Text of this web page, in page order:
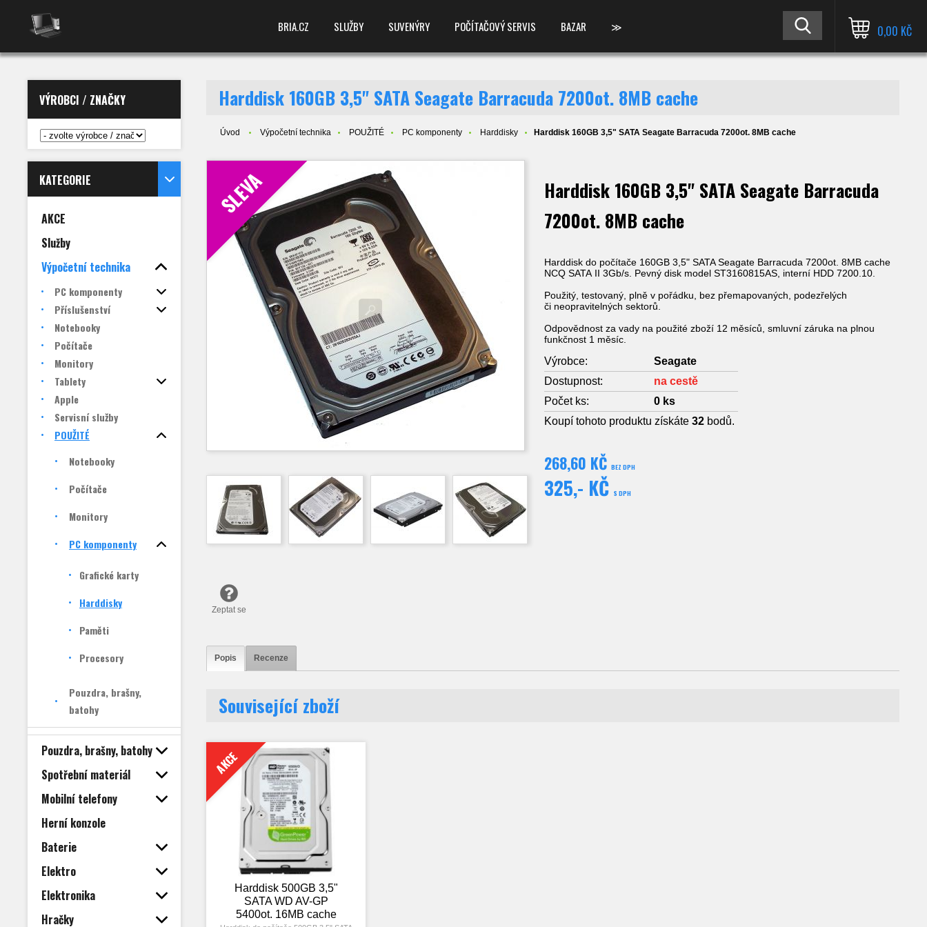
BRIA.CZ SLUŽBY SUVENÝRY POČÍTAČOVÝ SERVIS BAZAR ≫ 0,00 KČ
VÝROBCI / ZNAČKY
KATEGORIE
AKCE
Služby
Výpočetní technika
PC komponenty
Příslušenství
Notebooky
Počítače
Monitory
Tablety
Apple
Servisní služby
POUŽITÉ
Notebooky
Počítače
Monitory
PC komponenty
Grafické karty
Harddisky
Paměti
Procesory
Pouzdra, brašny,
batohy
Pouzdra, brašny, batohy
Spotřební materiál
Mobilní telefony
Herní konzole
Baterie
Elektro
Elektronika
Hračky
Harddisk 160GB 3,5" SATA Seagate Barracuda 7200ot. 8MB cache
Úvod Výpočetní technika POUŽITÉ PC komponenty Harddisky Harddisk 160GB 3,5" SATA Seagate Barracuda 7200ot. 8MB cache
SLEVA
Harddisk 160GB 3,5" SATA Seagate Barracuda
7200ot. 8MB cache
Harddisk do počítače 160GB 3,5" SATA Seagate Barracuda 7200ot. 8MB cache
NCQ SATA II 3Gb/s. Pevný disk model ST3160815AS, interní HDD 7200.10.
Použitý, testovaný, plně v pořádku, bez přemapovaných, podezřelých
či neopravitelných sektorů.
Odpovědnost za vady na použité zboží 12 měsíců, smluvní záruka na plnou
funkčnost 1 měsíc.
Výrobce:
Seagate
Dostupnost:
na cestě
Počet ks:
0 ks
Koupí tohoto produktu získáte32 bodů.
268,60 KČBEZ DPH
325,- KČS DPH
Zeptat se
Popis Recenze
Související zboží
AKCE
Harddisk 500GB 3,5"
SATA WD AV-GP
5400ot. 16MB cache